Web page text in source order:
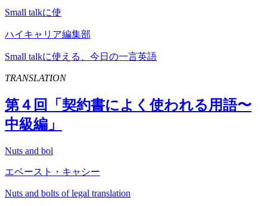
Small talkに使
ハイキャリア編集部
Small talkに使える、今日の一言英語
TRANSLATION
第４回「契約書によく使われる用語〜
中級編」
Nuts and bol
エベースト・キャシー
Nuts and bolts of legal translation